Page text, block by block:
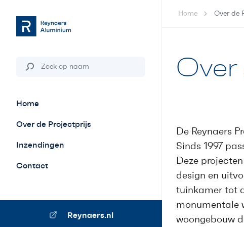
Home
Over de Projectprijs
Inzendingen
Contact
Reynaers.nl
Home Over de
De Reynaers
Sinds 1997
Deze
design en
tuinkamer tot
monumentale
woongebouw